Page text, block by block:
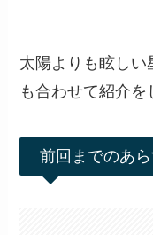
太陽よりも眩しい
も合わせて紹介を
前回までのあ